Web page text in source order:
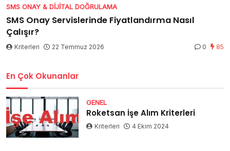
SMS ONAY & DIJITAL DOĞRULAMA
SMS Onay Servislerinde Fiyatlandırma Nasıl
Çalışır?
Kriterleri 22 Temmuz 2026 0 85
En Çok Okunanlar
GENEL
Roketsan İşe Alım Kriterleri
Kriterleri 4 Ekim 2024